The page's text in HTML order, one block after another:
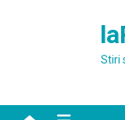
Stiri